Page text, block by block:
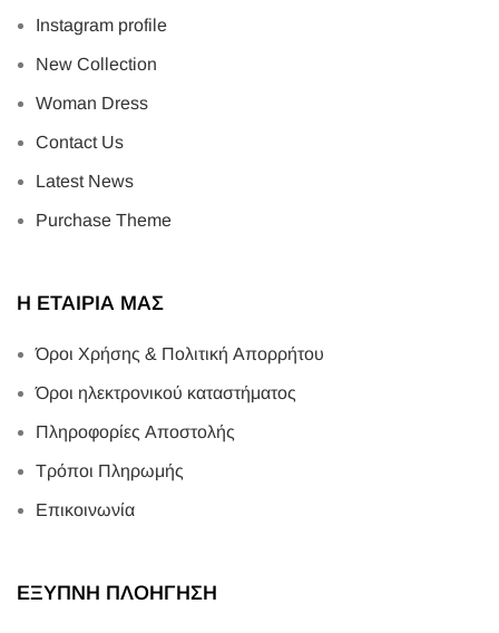
Instagram profile
New Collection
Woman Dress
Contact Us
Latest News
Purchase Theme
Η ΕΤΑΙΡΙΑ ΜΑΣ
Όροι Χρήσης & Πολιτική Απορρήτου
Όροι ηλεκτρονικού καταστήματος
Πληροφορίες Αποστολής
Τρόποι Πληρωμής
Επικοινωνία
ΕΞΥΠΝΗ ΠΛΟΗΓΗΣΗ